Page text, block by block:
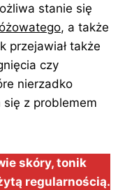
stanie się
, a także
przejawiał także
czy
nierzadko
z problemem
skóry, tonik
regularnością.